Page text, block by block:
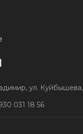
ул. Куйбышева,
031 18 56